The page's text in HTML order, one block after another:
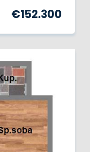
€152.300